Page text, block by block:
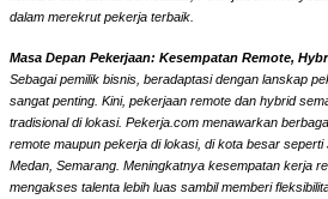
dalam merekrut pekerja terbaik.
Masa Depan Pekerjaan: Kesempatan Remote,
Sebagai pemilik bisnis, beradaptasi dengan lanskap
sangat penting. Kini, pekerjaan remote dan hybrid
tradisional di lokasi. Pekerja.com menawarkan
remote maupun pekerja di lokasi, di kota besar seperti
Medan, Semarang. Meningkatnya kesempatan kerja
mengakses talenta lebih luas sambil memberi